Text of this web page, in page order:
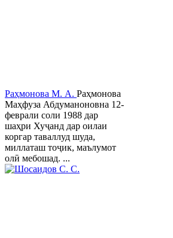
Раҳмонова М. А. Раҳмонова
Маҳфуза Абдуманоновна 12-
феврали соли 1988 дар
шаҳри Хуҷанд дар оилаи
коргар таваллуд шуда,
миллаташ тоҷик, маълумот
олӣ мебошад. ...